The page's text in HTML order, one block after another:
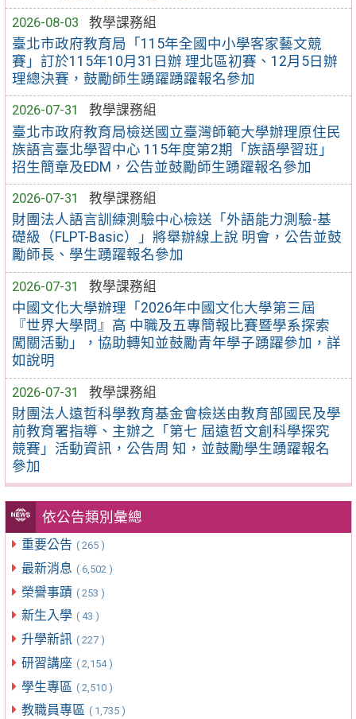
2026-08-03
教學課務組
臺北市政府教育局「115年全國中小學客家藝文競
賽」訂於115年10月31日辦 理北區初賽、12月5日辦
理總決賽，鼓勵師生踴躍踴躍報名參加
2026-07-31
教學課務組
臺北市政府教育局檢送國立臺灣師範大學辦理原住民
族語言臺北學習中心 115年度第2期「族語學習班」
招生簡章及EDM，公告並鼓勵師生踴躍報名參加
2026-07-31
教學課務組
財團法人語言訓練測驗中心檢送「外語能力測驗-基
礎級（FLPT-Basic）」將舉辦線上說 明會，公告並鼓
勵師長、學生踴躍報名參加
2026-07-31
教學課務組
中國文化大學辦理「2026年中國文化大學第三屆
『世界大學問』高 中職及五專簡報比賽暨學系探索
闖關活動」，協助轉知並鼓勵青年學子踴躍參加，詳
如說明
2026-07-31
教學課務組
財團法人遠哲科學教育基金會檢送由教育部國民及學
前教育署指導、主辦之「第七 屆遠哲文創科學探究
競賽」活動資訊，公告周 知，並鼓勵學生踴躍報名
參加
依公告類別彙總
重要公告 ( 265 )
最新消息 ( 6,502 )
榮譽事蹟 ( 253 )
新生入學 ( 43 )
升學新訊 ( 227 )
研習講座 ( 2,154 )
學生專區 ( 2,510 )
教職員專區 ( 1,735 )